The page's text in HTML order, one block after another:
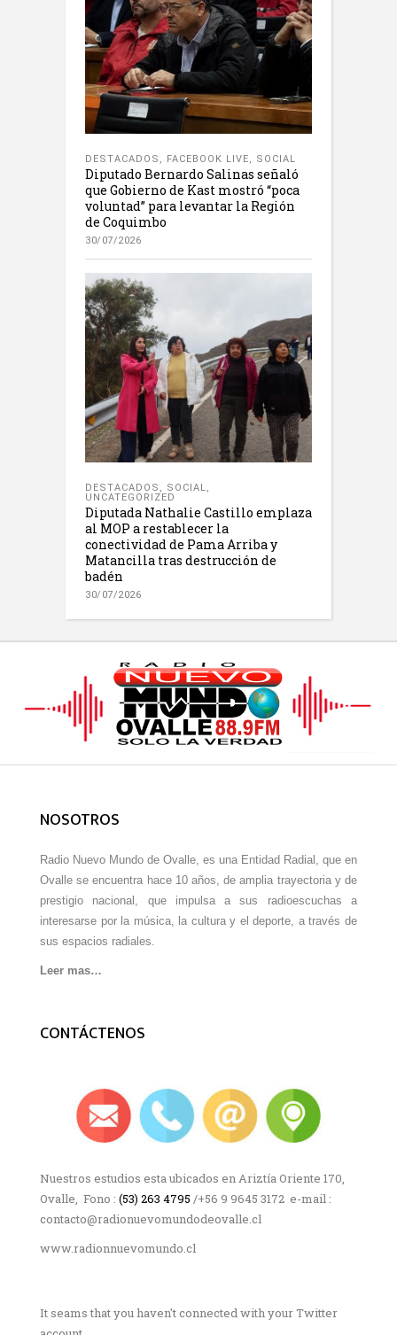
DESTACADOS , FACEBOOK LIVE, SOCIAL
Diputado Bernardo Salinas señaló
que Gobierno de Kast mostró “poca
voluntad” para levantar la Región
de Coquimbo
30/07/2026
DESTACADOS , SOCIAL,
UNCATEGORIZED
Diputada Nathalie Castillo emplaza
al MOP a restablecer la
conectividad de Pama Arriba y
Matancilla tras destrucción de
badén
30/07/2026
NOSOTROS
Radio Nuevo Mundo de Ovalle, es una Entidad Radial, que en
Ovalle se encuentra hace 10 años, de amplia trayectoria y de
prestigio nacional, que impulsa a sus radioescuchas a
interesarse por la música, la cultura y el deporte, a través de
sus espacios radiales.
Leer mas…
CONTÁCTENOS
Nuestros estudios esta ubicados en Ariztía Oriente 170,
Ovalle, Fono : (53) 263 4795 /+56 9 9645 3172 e-mail :
contacto@radionuevomundodeovalle.cl
www.radionnuevomundo.cl
It seams that you haven't connected with your Twitter